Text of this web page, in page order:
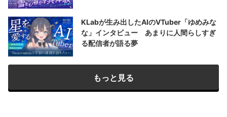
KLabが生み出したAIのVTuber「ゆめみな
な」インタビュー あまりに人間らしすぎ
る配信者が語る夢
もっと見る